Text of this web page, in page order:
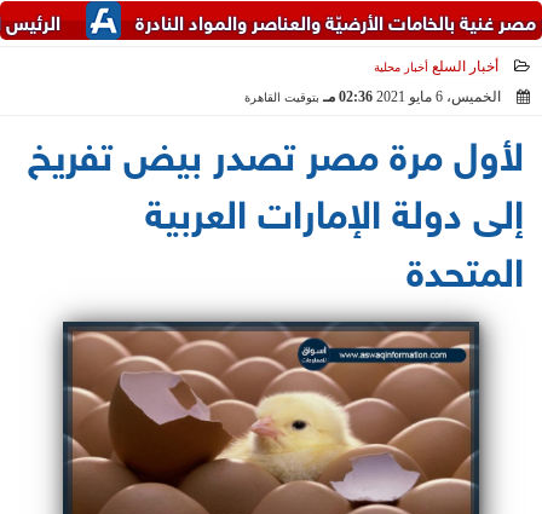
الرئيس السيسي
بالخامات الأرضيّة والعناصر والمواد النادرة
أخبار السلع أخبار محلية
الخميس، 6 مايو 2021 02:36 مـ بتوقيت القاهرة
لأول مرة مصر تصدر بيض تفريخ
إلى دولة الإمارات العربية
المتحدة